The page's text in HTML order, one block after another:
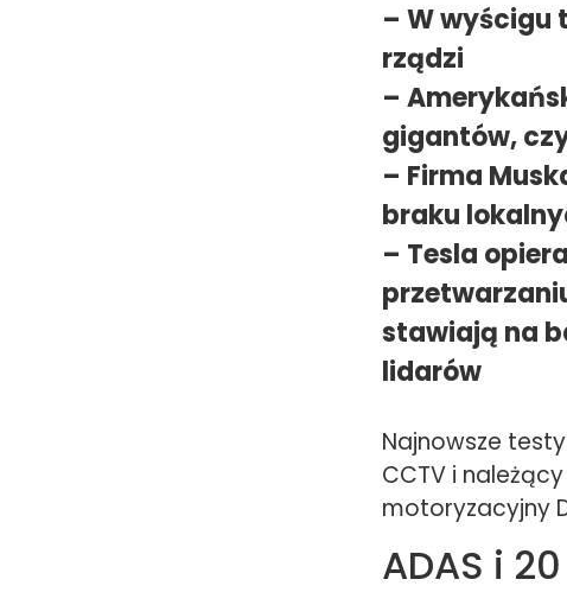
– W wyścigu
rządzi
–
gigantów,
– Firma
braku
– Tesla
stawiają na
lidarów
Najnowsze
CCTV i
motoryzacyjny
ADAS i